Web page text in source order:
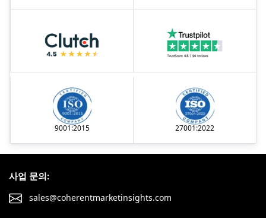
9001:2015 27001:2022
사업 문의:
sales@coherentmarketinsights.com